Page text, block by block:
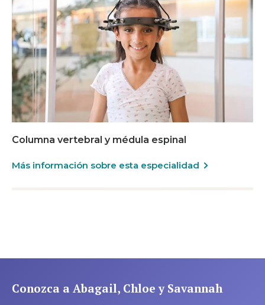
Columna vertebral y médula espinal
Más información sobre esta especialidad
Conozca a Abagail, Chloe y Savannah